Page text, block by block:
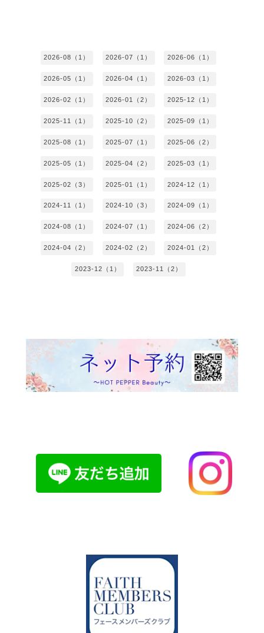
2026-08（1） 2026-07（1） 2026-06（1）
2026-05（1） 2026-04（1） 2026-03（1）
2026-02（1） 2026-01（2） 2025-12（1）
2025-11（1） 2025-10（2） 2025-09（1）
2025-08（1） 2025-07（1） 2025-06（2）
2025-05（1） 2025-04（2） 2025-03（1）
2025-02（3） 2025-01（1） 2024-12（1）
2024-11（1） 2024-10（3） 2024-09（1）
2024-08（1） 2024-07（1） 2024-06（2）
2024-04（2） 2024-02（2） 2024-01（2）
2023-12（1） 2023-11（2）